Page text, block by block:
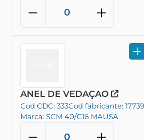
ANEL DE VEDAÇAO
Cod CDC: 333Cod fabricante:
Marca: SCM 40/C16 MAUSA